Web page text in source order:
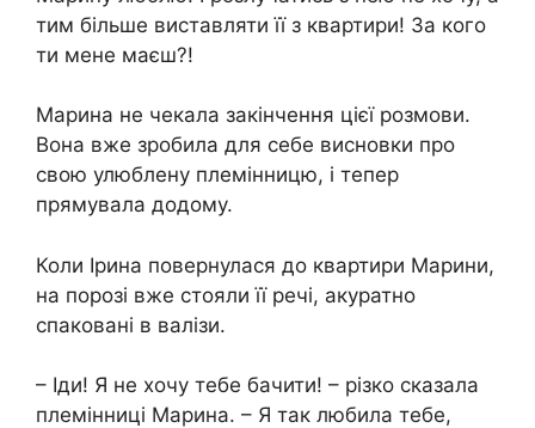
тим більше виставляти її з квартири! За кого
ти мене маєш?!
Марина не чекала закінчення цієї розмови.
Вона вже зробила для себе висновки про
свою улюблену племінницю, і тепер
прямувала додому.
Коли Ірина повернулася до квартири Марини,
на порозі вже стояли її речі, акуратно
спаковані в валізи.
– Іди! Я не хочу тебе бачити! – різко сказала
племінниці Марина. – Я так любила тебе,